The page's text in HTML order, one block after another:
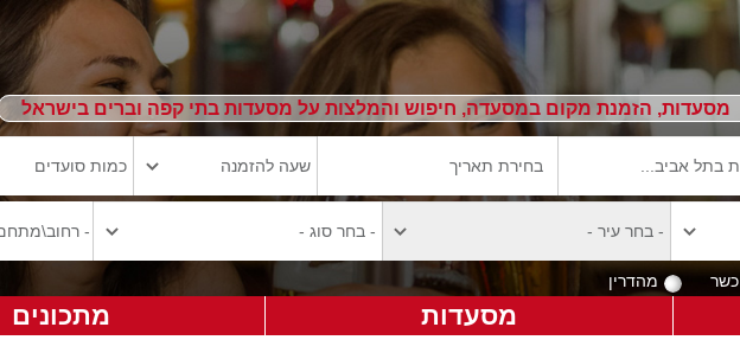
מסעדות, הזמנת מקום במסעדה, חיפוש והמלצות על מסעדות בתי קפה וברים בישראל
כשר מהדרין
מסעדות מתכונים